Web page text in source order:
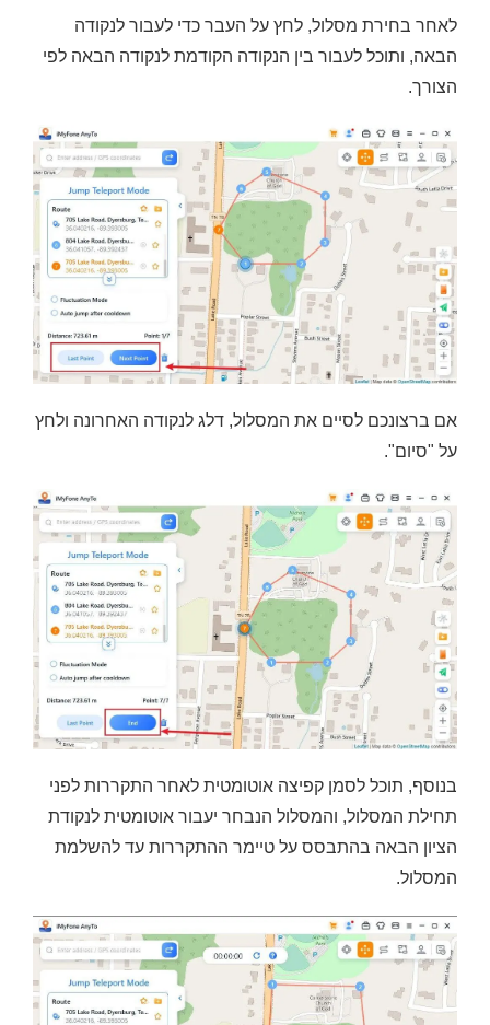
לאחר בחירת מסלול, לחץ על העבר כדי לעבור לנקודה
הבאה, ותוכל לעבור בין הנקודה הקודמת לנקודה הבאה לפי
הצורך.
אם ברצונכם לסיים את המסלול, דלג לנקודה האחרונה ולחץ
על "סיום".
בנוסף, תוכל לסמן קפיצה אוטומטית לאחר התקררות לפני
תחילת המסלול, והמסלול הנבחר יעבור אוטומטית לנקודת
הציון הבאה בהתבסס על טיימר ההתקררות עד להשלמת
המסלול.